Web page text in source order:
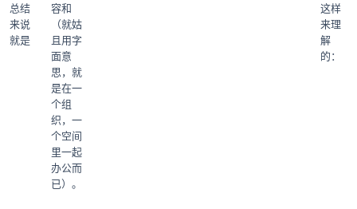
这样
来理
解
的：
容和
（就姑
且用字
面意
思，就
是在一
个组
织，一
个空间
里一起
办公而
已）。
总结
来说
就是